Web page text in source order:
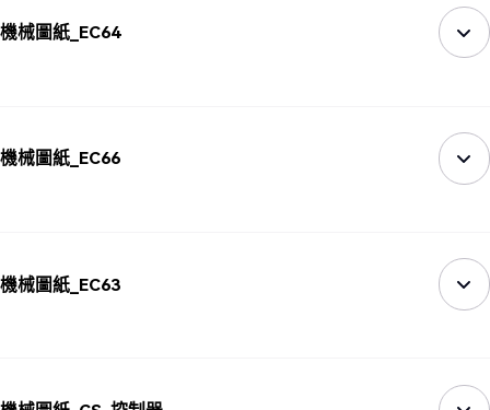
機械圖紙_EC64
機械圖紙_EC66
機械圖紙_EC63